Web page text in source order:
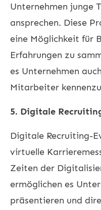
Unternehmen junge
ansprechen. Diese
eine Möglichkeit für
Erfahrungen zu
es Unternehmen
Mitarbeiter
5. Digitale
Digitale Recruiting-
virtuelle
Zeiten der
ermöglichen es
präsentieren und